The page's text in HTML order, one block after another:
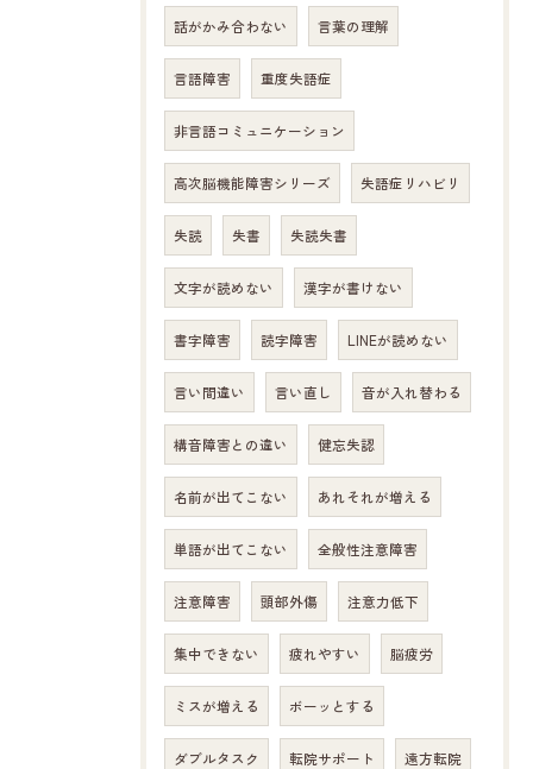
話がかみ合わない 言葉の理解
言語障害 重度失語症
非言語コミュニケーション
高次脳機能障害シリーズ 失語症リハビリ
失読 失書 失読失書
文字が読めない 漢字が書けない
書字障害 読字障害 LINEが読めない
言い間違い 言い直し 音が入れ替わる
構音障害との違い 健忘失認
名前が出てこない あれそれが増える
単語が出てこない 全般性注意障害
注意障害 頭部外傷 注意力低下
集中できない 疲れやすい 脳疲労
ミスが増える ボーッとする
ダブルタスク 転院サポート 遠方転院